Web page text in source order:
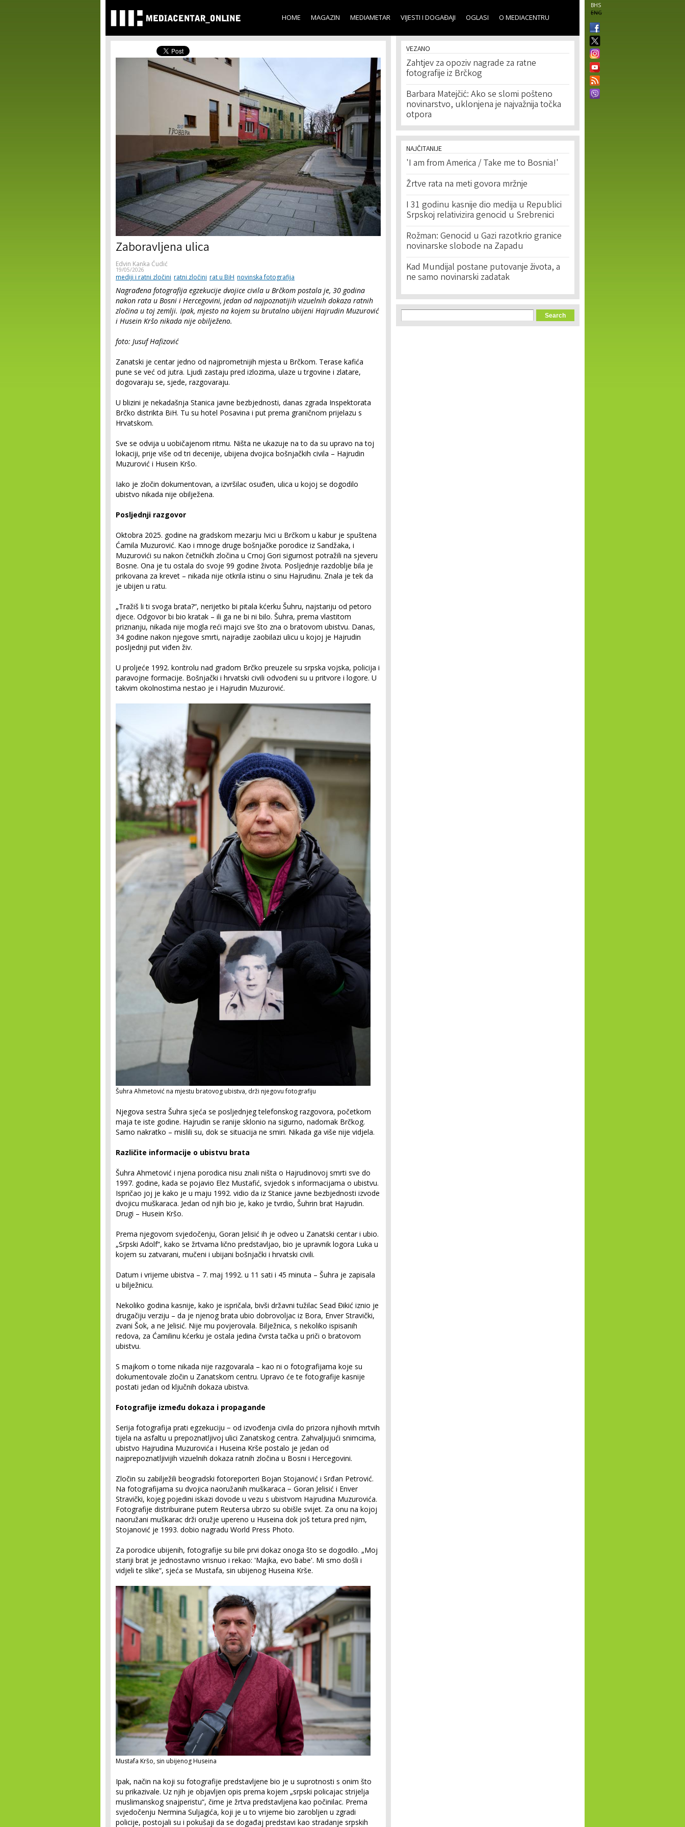
main
content
BHS
ENG
HOME MAGAZIN MEDIAMETAR VIJESTI I DOGAĐAJI OGLASI O MEDIACENTRU
Zaboravljena ulica
Edvin Kanka Ćudić
19/05/2026
mediji i ratni zločini ratni zločini rat u BiH novinska fotografija
Nagrađena fotografija egzekucije dvojice civila u Brčkom postala je, 30 godina
nakon rata u Bosni i Hercegovini, jedan od najpoznatijih vizuelnih dokaza ratnih
zločina u toj zemlji. Ipak, mjesto na kojem su brutalno ubijeni Hajrudin Muzurović
i Husein Kršo nikada nije obilježeno.
foto: Jusuf Hafizović
Zanatski je centar jedno od najprometnijih mjesta u Brčkom. Terase kafića
pune se već od jutra. Ljudi zastaju pred izlozima, ulaze u trgovine i zlatare,
dogovaraju se, sjede, razgovaraju.
U blizini je nekadašnja Stanica javne bezbjednosti, danas zgrada Inspektorata
Brčko distrikta BiH. Tu su hotel Posavina i put prema graničnom prijelazu s
Hrvatskom.
Sve se odvija u uobičajenom ritmu. Ništa ne ukazuje na to da su upravo na toj
lokaciji, prije više od tri decenije, ubijena dvojica bošnjačkih civila – Hajrudin
Muzurović i Husein Kršo.
Iako je zločin dokumentovan, a izvršilac osuđen, ulica u kojoj se dogodilo
ubistvo nikada nije obilježena.
Posljednji razgovor
Oktobra 2025. godine na gradskom mezarju Ivici u Brčkom u kabur je spuštena
Ćamila Muzurović. Kao i mnoge druge bošnjačke porodice iz Sandžaka, i
Muzurovići su nakon četničkih zločina u Crnoj Gori sigurnost potražili na sjeveru
Bosne. Ona je tu ostala do svoje 99 godine života. Posljednje razdoblje bila je
prikovana za krevet – nikada nije otkrila istinu o sinu Hajrudinu. Znala je tek da
je ubijen u ratu.
„Tražiš li ti svoga brata?“, nerijetko bi pitala kćerku Šuhru, najstariju od petoro
djece. Odgovor bi bio kratak – ili ga ne bi ni bilo. Šuhra, prema vlastitom
priznanju, nikada nije mogla reći majci sve što zna o bratovom ubistvu. Danas,
34 godine nakon njegove smrti, najradije zaobilazi ulicu u kojoj je Hajrudin
posljednji put viđen živ.
U proljeće 1992. kontrolu nad gradom Brčko preuzele su srpska vojska, policija i
paravojne formacije. Bošnjački i hrvatski civili odvođeni su u pritvore i logore. U
takvim okolnostima nestao je i Hajrudin Muzurović.
Šuhra Ahmetović na mjestu bratovog ubistva, drži njegovu fotografiju
Njegova sestra Šuhra sjeća se posljednjeg telefonskog razgovora, početkom
maja te iste godine. Hajrudin se ranije sklonio na sigurno, nadomak Brčkog.
Samo nakratko – mislili su, dok se situacija ne smiri. Nikada ga više nije vidjela.
Različite informacije o ubistvu brata
Šuhra Ahmetović i njena porodica nisu znali ništa o Hajrudinovoj smrti sve do
1997. godine, kada se pojavio Elez Mustafić, svjedok s informacijama o ubistvu.
Ispričao joj je kako je u maju 1992. vidio da iz Stanice javne bezbjednosti izvode
dvojicu muškaraca. Jedan od njih bio je, kako je tvrdio, Šuhrin brat Hajrudin.
Drugi – Husein Kršo.
Prema njegovom svjedočenju, Goran Jelisić ih je odveo u Zanatski centar i ubio.
„Srpski Adolf“, kako se žrtvama lično predstavljao, bio je upravnik logora Luka u
kojem su zatvarani, mučeni i ubijani bošnjački i hrvatski civili.
Datum i vrijeme ubistva – 7. maj 1992. u 11 sati i 45 minuta – Šuhra je zapisala
u bilježnicu.
Nekoliko godina kasnije, kako je ispričala, bivši državni tužilac Sead Đikić iznio je
drugačiju verziju – da je njenog brata ubio dobrovoljac iz Bora, Enver Stravički,
zvani Šok, a ne Jelisić. Nije mu povjerovala. Bilježnica, s nekoliko ispisanih
redova, za Ćamilinu kćerku je ostala jedina čvrsta tačka u priči o bratovom
ubistvu.
S majkom o tome nikada nije razgovarala – kao ni o fotografijama koje su
dokumentovale zločin u Zanatskom centru. Upravo će te fotografije kasnije
postati jedan od ključnih dokaza ubistva.
Fotografije između dokaza i propagande
Serija fotografija prati egzekuciju − od izvođenja civila do prizora njihovih mrtvih
tijela na asfaltu u prepoznatljivoj ulici Zanatskog centra. Zahvaljujući snimcima,
ubistvo Hajrudina Muzurovića i Huseina Krše postalo je jedan od
najprepoznatljivijih vizuelnih dokaza ratnih zločina u Bosni i Hercegovini.
Zločin su zabilježili beogradski fotoreporteri Bojan Stojanović i Srđan Petrović.
Na fotografijama su dvojica naoružanih muškaraca − Goran Jelisić i Enver
Stravički, kojeg pojedini iskazi dovode u vezu s ubistvom Hajrudina Muzurovića.
Fotografije distribuirane putem Reutersa ubrzo su obišle svijet. Za onu na kojoj
naoružani muškarac drži oružje upereno u Huseina dok još tetura pred njim,
Stojanović je 1993. dobio nagradu World Press Photo.
Za porodice ubijenih, fotografije su bile prvi dokaz onoga što se dogodilo. „Moj
stariji brat je jednostavno vrisnuo i rekao: 'Majka, evo babe'. Mi smo došli i
vidjeli te slike“, sjeća se Mustafa, sin ubijenog Huseina Krše.
Mustafa Kršo, sin ubijenog Huseina
Ipak, način na koji su fotografije predstavljene bio je u suprotnosti s onim što
su prikazivale. Uz njih je objavljen opis prema kojem „srpski policajac strijelja
muslimanskog snajperistu“, čime je žrtva predstavljena kao počinilac. Prema
svjedočenju Nermina Suljagića, koji je u to vrijeme bio zarobljen u zgradi
policije, postojali su i pokušaji da se događaj predstavi kao stradanje srpskih
VEZANO
Zahtjev za opoziv nagrade za ratne
fotografije iz Brčkog
Barbara Matejčić: Ako se slomi pošteno
novinarstvo, uklonjena je najvažnija točka
otpora
NAJČITANIJE
'I am from America / Take me to Bosnia!'
Žrtve rata na meti govora mržnje
I 31 godinu kasnije dio medija u Republici
Srpskoj relativizira genocid u Srebrenici
Rožman: Genocid u Gazi razotkrio granice
novinarske slobode na Zapadu
Kad Mundijal postane putovanje života, a
ne samo novinarski zadatak
Search form
Search